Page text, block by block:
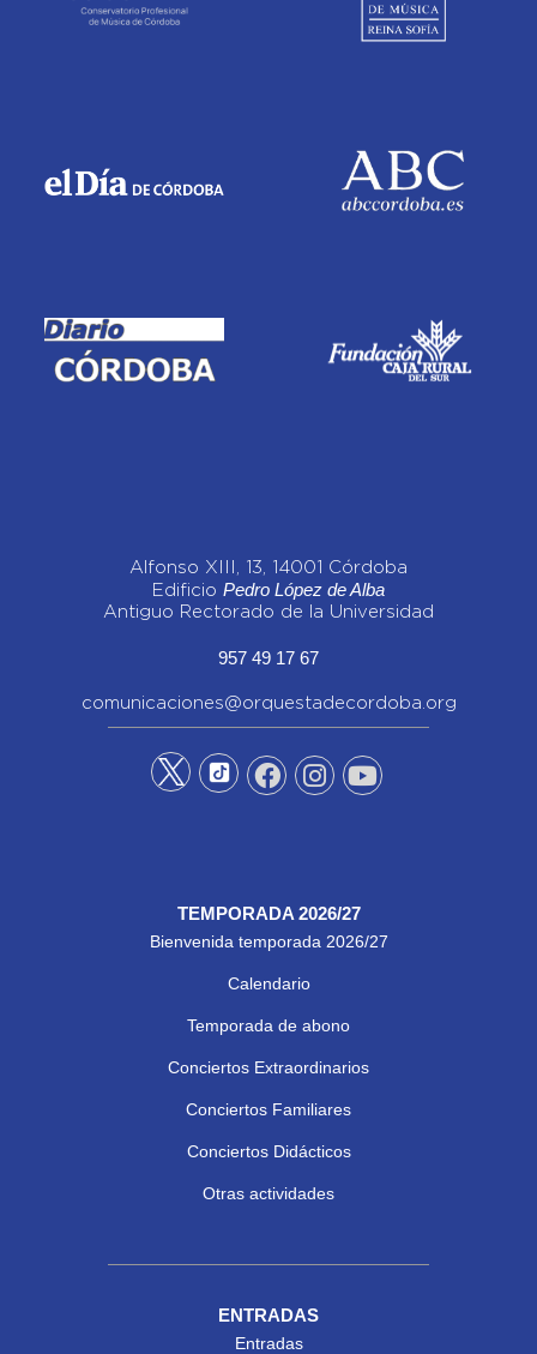
Alfonso XIII, 13, 14001 Córdoba
Edificio Pedro López de Alba
Antiguo Rectorado de la Universidad
957 49 17 67
comunicaciones@orquestadecordoba.org
TEMPORADA 2026/27
Bienvenida temporada 2026/27
Calendario
Temporada de abono
Conciertos Extraordinarios
Conciertos Familiares
Conciertos Didácticos
Otras actividades
ENTRADAS
Entradas